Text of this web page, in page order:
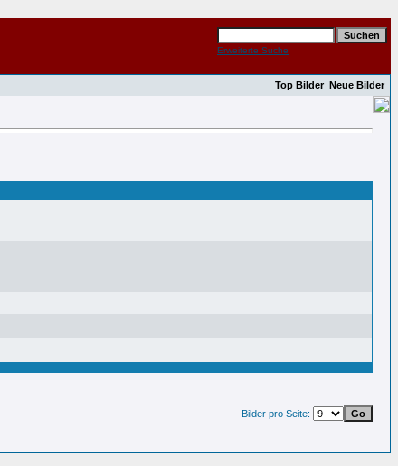
Erweiterte Suche
Top Bilder Neue Bilder
Bilder pro Seite: